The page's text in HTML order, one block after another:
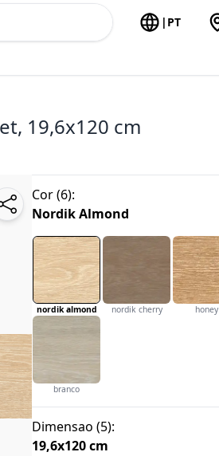
| PT
19,6x120 cm
Cor(6):
Nordik Almond
nordik almond nordik cherry honey
branco
Dimensao (5):
19,6x120 cm